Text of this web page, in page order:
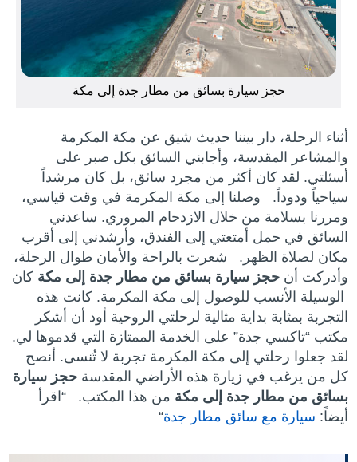
حجز سيارة بسائق من مطار جدة إلى مكة
أثناء الرحلة، دار بيننا حديث شيق عن مكة المكرمة
والمشاعر المقدسة، وأجابني السائق بكل صبر على
أسئلتي. لقد كان أكثر من مجرد سائق، بل كان مرشداً
سياحياً ودوداً. وصلنا إلى مكة المكرمة في وقت قياسي،
ومررنا بسلامة من خلال الازدحام المروري. ساعدني
السائق في حمل أمتعتي إلى الفندق، وأرشدني إلى أقرب
مكان لصلاة الظهر. شعرت بالراحة والأمان طوال الرحلة،
وأدركت أنحجز سيارة بسائق من مطار جدة إلى مكة كان
الوسيلة الأنسب للوصول إلى مكة المكرمة. كانت هذه
التجربة بمثابة بداية مثالية لرحلتي الروحية أود أن أشكر
مكتب “تاكسي جدة” على الخدمة الممتازة التي قدموها لي.
لقد جعلوا رحلتي إلى مكة المكرمة تجربة لا تُنسى. أنصح
كل من يرغب في زيارة هذه الأراضي المقدسةحجز سيارة
بسائق من مطار جدة إلى مكة من هذا المكتب. “اقرأ
أيضاً: سيارة مع سائق مطار جدة“